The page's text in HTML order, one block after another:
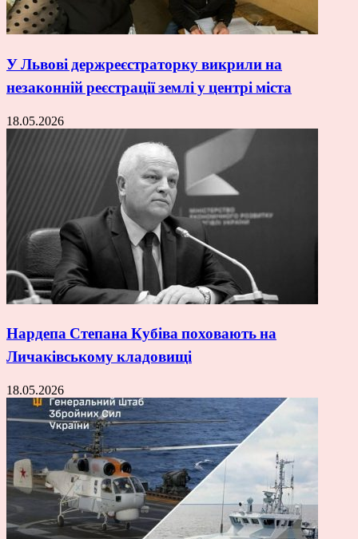
У Львові держреєстраторку викрили на
незаконній реєстрації землі у центрі міста
18.05.2026
Нардепа Степана Кубіва поховають на
Личаківському кладовищі
18.05.2026